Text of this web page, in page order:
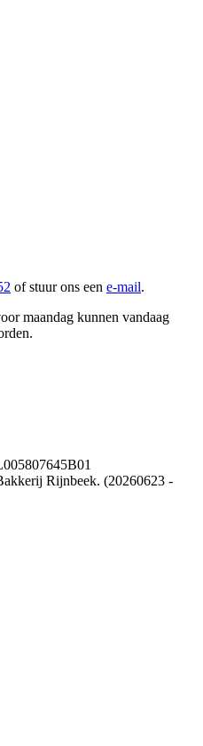
of stuur ons een e-mail.
maandag kunnen vandaag
Rijnbeek. (20260623 -